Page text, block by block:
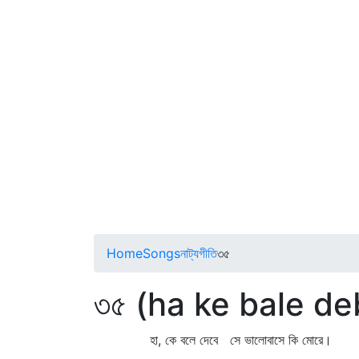
HomeSongsনাট্যগীতি৩৫
৩৫ (ha ke bale
হা, কে বলে দেবে সে ভালোবাসে কি মোরে।